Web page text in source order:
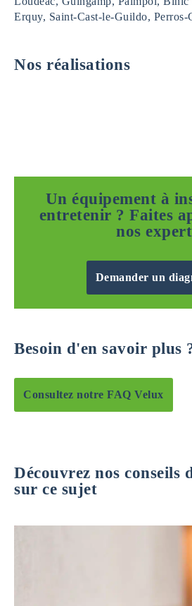
Erquy, Saint-Cast-le-Guildo, Perros-
Nos réalisations
Un équipement à
entretenir ? Faites
nos
Demander un
Besoin d'en savoir plus
Consultez notre FAQ Velux
Découvrez nos conseils
sur ce sujet